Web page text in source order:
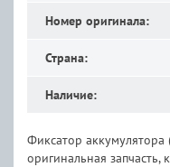
Номер оригинала:
Страна:
Наличие:
Фиксатор
оригинальная запчасть,